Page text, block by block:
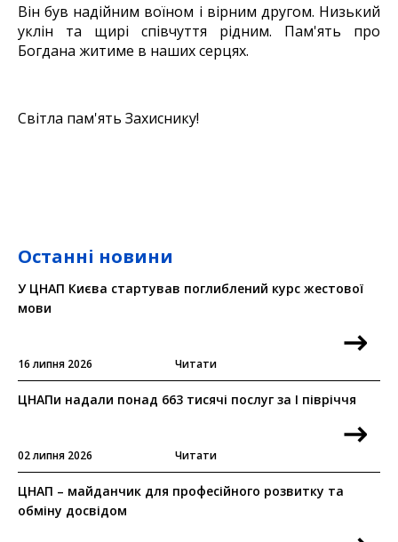
Він був надійним воїном і вірним другом. Низький
уклін та щирі співчуття рідним. Пам'ять про
Богдана житиме в наших серцях.
Світла пам'ять Захиснику!
Останні новини
У ЦНАП Києва стартував поглиблений курс жестової
мови
16 липня 2026 Читати
ЦНАПи надали понад 663 тисячі послуг за I півріччя
02 липня 2026 Читати
ЦНАП – майданчик для професійного розвитку та
обміну досвідом